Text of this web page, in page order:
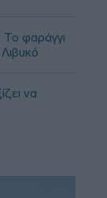
φαράγγι
να